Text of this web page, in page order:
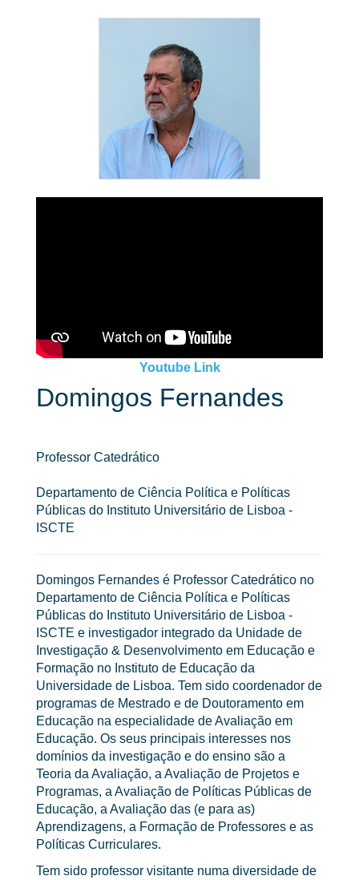
Youtube Link
Domingos Fernandes
Professor Catedrático
Departamento de Ciência Política e Políticas
Públicas do Instituto Universitário de Lisboa -
ISCTE
Domingos Fernandes é Professor Catedrático no
Departamento de Ciência Política e Políticas
Públicas do Instituto Universitário de Lisboa -
ISCTE e investigador integrado da Unidade de
Investigação & Desenvolvimento em Educação e
Formação no Instituto de Educação da
Universidade de Lisboa. Tem sido coordenador de
programas de Mestrado e de Doutoramento em
Educação na especialidade de Avaliação em
Educação. Os seus principais interesses nos
domínios da investigação e do ensino são a
Teoria da Avaliação, a Avaliação de Projetos e
Programas, a Avaliação de Políticas Públicas de
Educação, a Avaliação das (e para as)
Aprendizagens, a Formação de Professores e as
Políticas Curriculares.
Tem sido professor visitante numa diversidade de